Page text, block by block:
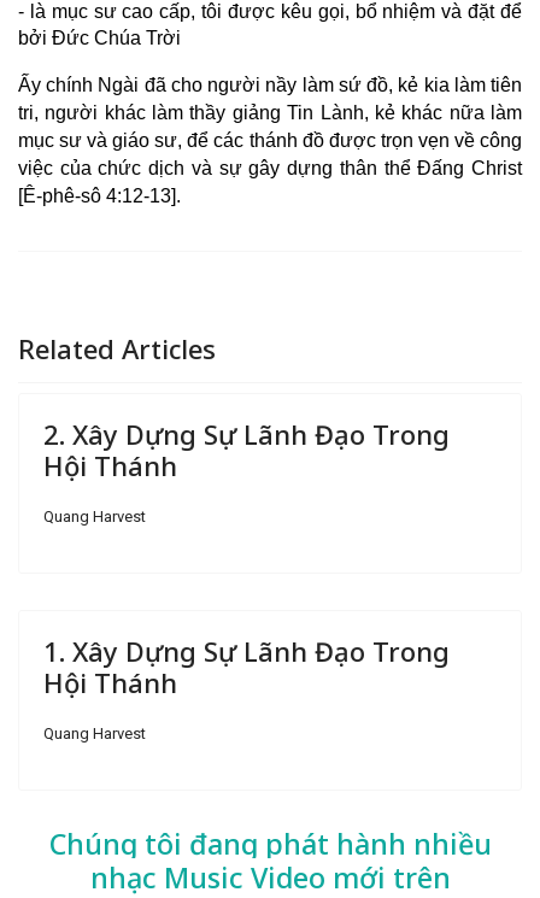
- là mục sư cao cấp, tôi được kêu gọi, bổ nhiệm và đặt để
bởi Đức Chúa Trời
Ấy chính Ngài đã cho người nầy làm sứ đồ, kẻ kia làm tiên
tri, người khác làm thầy giảng Tin Lành, kẻ khác nữa làm
mục sư và giáo sư, để các thánh đồ được trọn vẹn về công
việc của chức dịch và sự gây dựng thân thể Đấng Christ
[Ê-phê-sô 4:12-13].
Related Articles
2. Xây Dựng Sự Lãnh Đạo Trong
Hội Thánh
Quang Harvest
1. Xây Dựng Sự Lãnh Đạo Trong
Hội Thánh
Quang Harvest
Chúng tôi đang phát hành nhiều
nhạc Music Video mới trên